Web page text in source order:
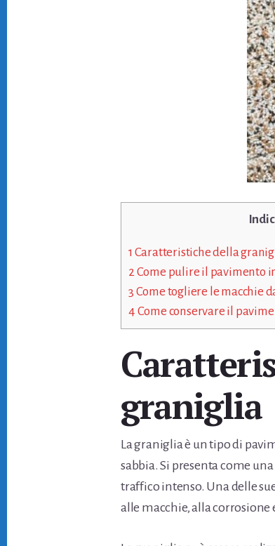
1 Caratteristiche della
2Come pulire il pavimento
3 Come togliere le macchie
4 Come conservare il
graniglia
La graniglia è un tipo di
sabbia. Si presenta come
traffico intenso. Una delle
alle macchie, alla corrosione